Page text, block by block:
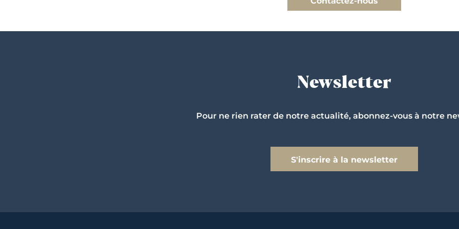
Newsletter
Pour ne rien rater de notre actualité, abonnez-vous à notre
S'inscrire à la newsletter